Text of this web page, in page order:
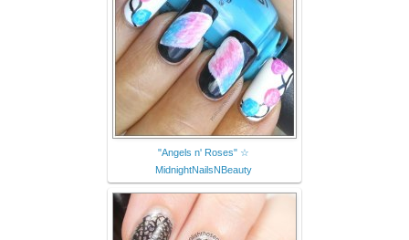
"Angels n' Roses" ☆
MidnightNailsNBeauty